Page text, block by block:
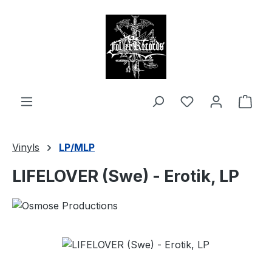
Vinyls LP/MLP
LIFELOVER (Swe) - Erotik, LP
Bildergalerie überspringen